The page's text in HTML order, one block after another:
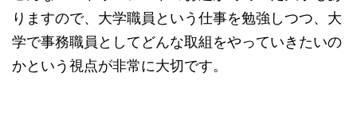
りますので、大学職員という仕事を勉強しつつ、大
学で事務職員としてどんな取組をやっていきたいの
かという視点が非常に大切です。